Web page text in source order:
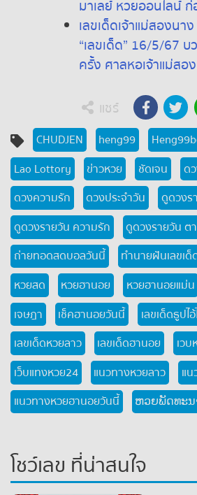
มาเลย์ หวยออนไลน์
เลขเด็ดเจ้าแม่สองนา
“เลขเด็ด” 16/5/67
ครั้ง ศาลหอเจ้าแม่สอ
แชร์
CHUDJEN heng99
Lao Lottory
ข่าวหวย ชัดเจน
ด
ดวงความรัก
ดวงประจำวัน
ดูดวงร
ดูดวงรายวัน ความรัก
ดูดวงรายวัน ต
ถ่ายทอดสดบอลวันนี้
ทำนายฝันเลขเด็
หวยสด
หวยฮานอย หวยฮานอยแม่น
เจษฎา
เช็คฮานอยวันนี้
เลขเด็ดธูปไอ้
เลขเด็ดหวยลาว
เลขเด็ดฮานอย
เว
เว็บแทงหวย24
แนวทางหวยลาว
แ
แนวทางหวยฮานอยวันนี้
ຫວຍພັດທະ
โชว์เลข ที่น่าสนใจ